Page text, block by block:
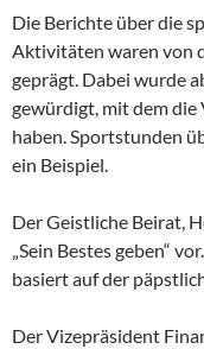
Die Berichte über die
Aktivitäten waren von
geprägt. Dabei wurde
gewürdigt, mit dem die
haben. Sportstunden
ein Beispiel.
Der Geistliche Beirat,
„Sein Bestes geben“
basiert auf der
Der Vizepräsident